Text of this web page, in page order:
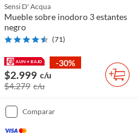
Sensi D' Acqua
Mueble sobre inodoro 3 estantes
negro
(71)
-30%
$2.999 c/u
$4.279 c/u
comparar